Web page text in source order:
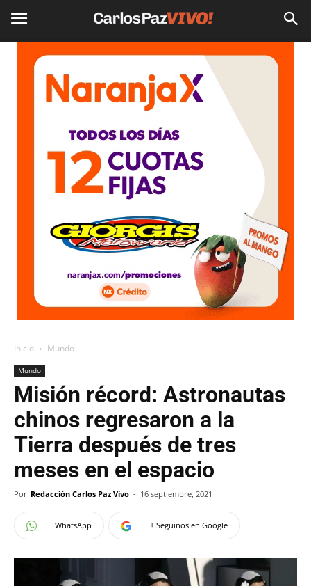
Inicio Mundo
Mundo
Misión récord: Astronautas
chinos regresaron a la
Tierra después de tres
meses en el espacio
Por Redacción Carlos Paz Vivo - 16 septiembre, 2021
WhatsApp + Seguinos en Google